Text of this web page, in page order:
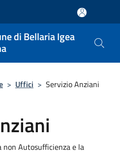
di Bellaria Igea
> Uffici > Servizio Anziani
non Autosufficienza e la